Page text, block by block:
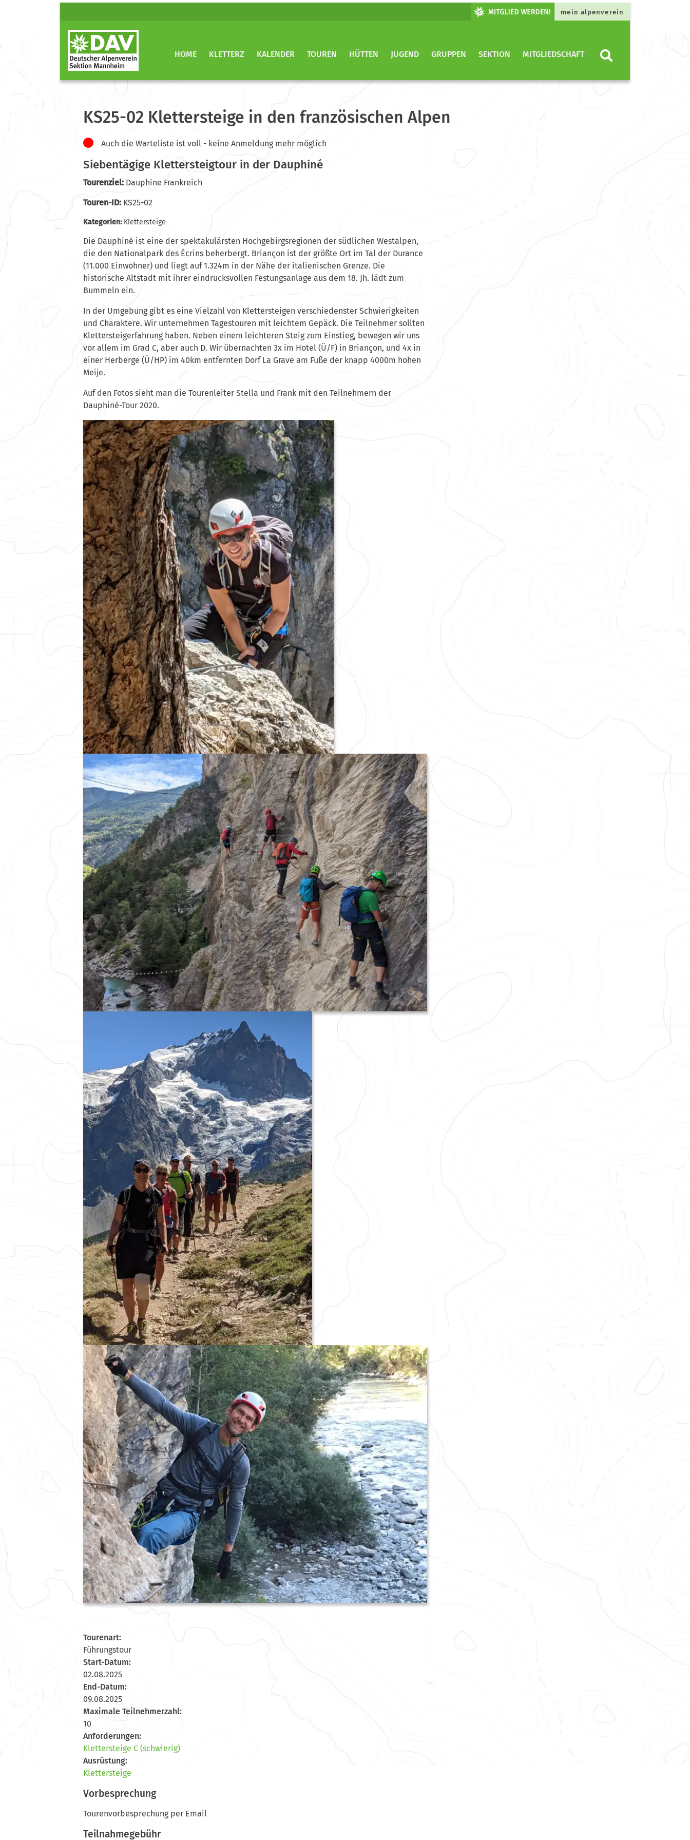
mein alpenverein
HOME KLETTERZ KALENDER TOUREN HÜTTEN JUGEND GRUPPEN SEKTION MITGLIEDSCHAFT
KS25-02 Klettersteige in den französischen Alpen
Auch die Warteliste ist voll - keine Anmeldung mehr möglich
Siebentägige Klettersteigtour in der Dauphiné
Tourenziel: Dauphine Frankreich
Touren-ID: KS25-02
Kategorien: Klettersteige
Die Dauphiné ist eine der spektakulärsten Hochgebirgsregionen der südlichen Westalpen,
die den Nationalpark des Écrins beherbergt. Briançon ist der größte Ort im Tal der Durance
(11.000 Einwohner) und liegt auf 1.324m in der Nähe der italienischen Grenze. Die
historische Altstadt mit ihrer eindrucksvollen Festungsanlage aus dem 18. Jh. lädt zum
Bummeln ein.
In der Umgebung gibt es eine Vielzahl von Klettersteigen verschiedenster Schwierigkeiten
und Charaktere. Wir unternehmen Tagestouren mit leichtem Gepäck. Die Teilnehmer sollten
Klettersteigerfahrung haben. Neben einem leichteren Steig zum Einstieg, bewegen wir uns
vor allem im Grad C, aber auch D. Wir übernachten 3x im Hotel (Ü/F) in Briançon, und 4x in
einer Herberge (Ü/HP) im 40km entfernten Dorf La Grave am Fuße der knapp 4000m hohen
Meije.
Auf den Fotos sieht man die Tourenleiter Stella und Frank mit den Teilnehmern der
Dauphiné-Tour 2020.
Tourenart:
Führungstour
Start-Datum:
02.08.2025
End-Datum:
09.08.2025
Maximale Teilnehmerzahl:
10
Anforderungen:
Klettersteige C (schwierig)
Ausrüstung:
Klettersteige
Vorbesprechung
Tourenvorbesprechung per Email
Teilnahmegebühr